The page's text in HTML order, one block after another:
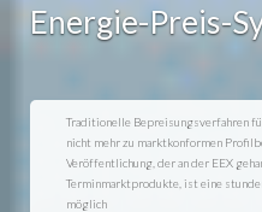
Lieferanten
Funktionen
Energie-Preis-
Traditionelle Bepreisungsverfahren
nicht mehr zu marktkonformen
Veröffentlichung, der an der EEX
Terminmarktprodukte, ist eine
möglich